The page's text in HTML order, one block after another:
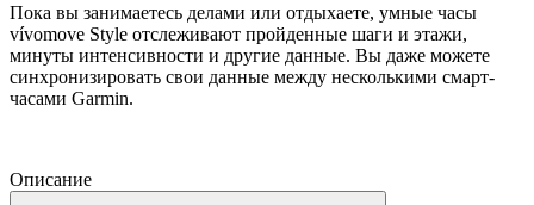
Пока вы занимаетесь делами или отдыхаете, умные часы
vívomove Style отслеживают пройденные шаги и этажи,
минуты интенсивности и другие данные. Вы даже можете
синхронизировать свои данные между несколькими смарт-
часами Garmin.
Описание